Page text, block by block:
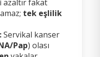
fakat
tek eşlilik
Servikal kanser
Pap) olası